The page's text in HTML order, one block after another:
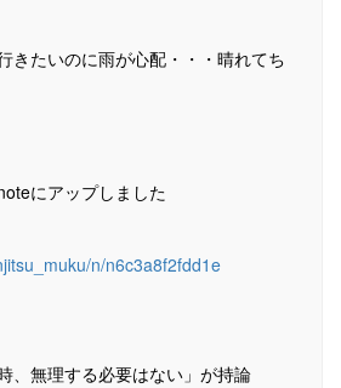
きたいのに雨が心配・・・晴れてち
にアップしました
n/n6c3a8f2fdd1e
、無理する必要はない」が持論